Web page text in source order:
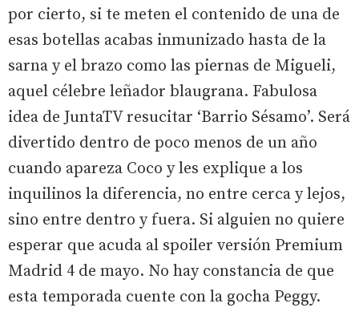
por cierto, si te meten el contenido de una de
esas botellas acabas inmunizado hasta de la
sarna y el brazo como las piernas de Migueli,
aquel célebre leñador blaugrana. Fabulosa
idea de JuntaTV resucitar ‘Barrio Sésamo’. Será
divertido dentro de poco menos de un año
cuando apareza Coco y les explique a los
inquilinos la diferencia, no entre cerca y lejos,
sino entre dentro y fuera. Si alguien no quiere
esperar que acuda al spoiler versión Premium
Madrid 4 de mayo. No hay constancia de que
esta temporada cuente con la gocha Peggy.